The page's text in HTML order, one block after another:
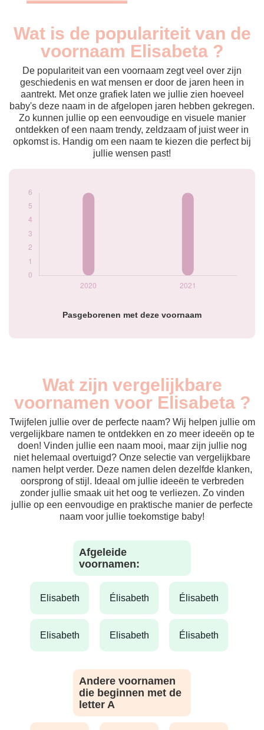
Wat is de populariteit van de
voornaam Elisabeta ?
De populariteit van een voornaam zegt veel over zijn
geschiedenis en wat mensen er door de jaren heen in
aantrekt. Met onze grafiek laten we jullie zien hoeveel
baby's deze naam in de afgelopen jaren hebben gekregen.
Zo kunnen jullie op een eenvoudige en visuele manier
ontdekken of een naam trendy, zeldzaam of juist weer in
opkomst is. Handig om een naam te kiezen die perfect bij
jullie wensen past!
Pasgeborenen met deze voornaam
Popularité du
prénom Elisabeta
par année
Année
Nouveaux-
nés
6
2021
6
Wat zijn vergelijkbare
voornamen voor Elisabeta ?
Twijfelen jullie over de perfecte naam? Wij helpen jullie om
vergelijkbare namen te ontdekken en zo meer ideeën op te
doen! Vinden jullie een naam mooi, maar zijn jullie nog
niet helemaal overtuigd? Onze selectie van vergelijkbare
namen helpt verder. Deze namen delen dezelfde klanken,
oorsprong of stijl. Ideaal om jullie ideeën te verbreden
zonder jullie smaak uit het oog te verliezen. Zo vinden
jullie op een eenvoudige en praktische manier de perfecte
naam voor jullie toekomstige baby!
Afgeleide
voornamen:
elisabeth élisabeth élisabeth
elisabeth elisabeth élisabeth
Andere voornamen
die beginnen met de
letter A